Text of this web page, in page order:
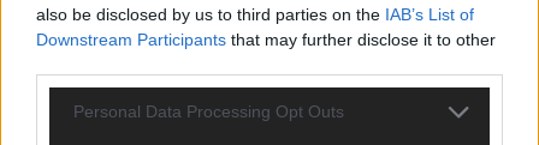
also be disclosed by us to third parties on the IAB’s List of
Downstream Participants that may further disclose it to other
Personal Data Processing Opt Outs